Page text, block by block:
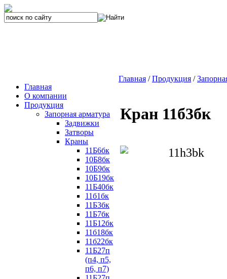
Главная
О компании
Продукция
Запорная арматура
Задвижки
Затворы
Краны
11Б6бк
10Б8бк
10Б9бк
10Б19бк
11Б40бк
11б1бк
11Б3бк
11Б7бк
11Б12бк
11б18бк
11б22бк
11Б27п
(п4, п5,
п6, п7)
Главная /Продукция /
Кран 11б3бк